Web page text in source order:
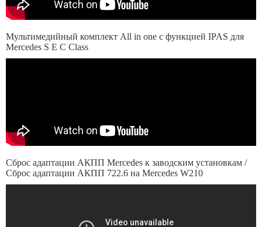
Мультимедийный комплект All in one с функцией IPAS для
Mercedes S E C Class
Сброс адаптации АКПП Mercedes к заводским установкам /
Сброс адаптации АКПП 722.6 на Mercedes W210